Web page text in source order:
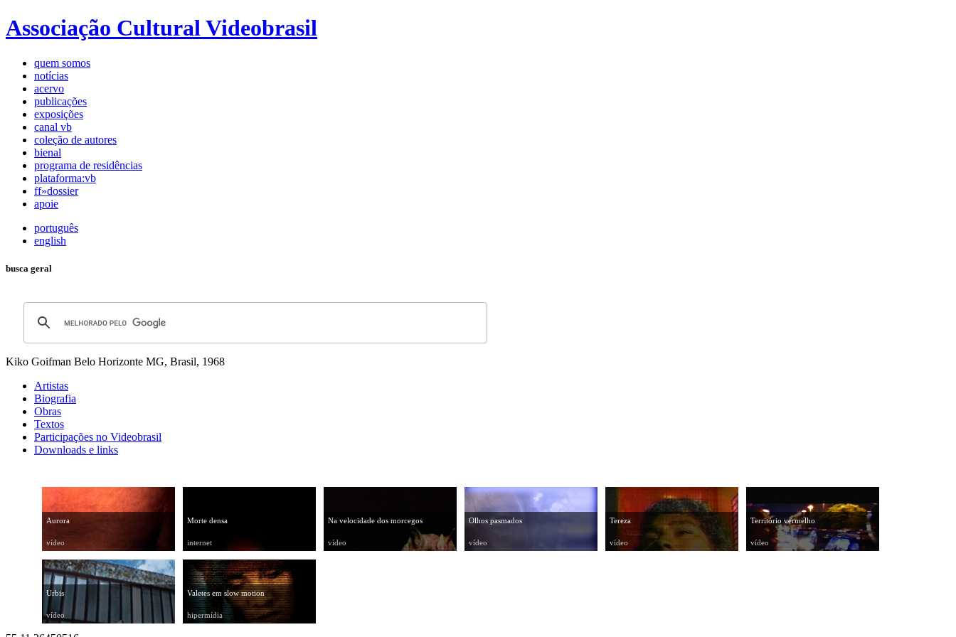
Associação Cultural Videobrasil
quem somos
notícias
acervo
publicações
exposições
canal vb
coleção de autores
bienal
programa de residências
plataforma:vb
ff»dossier
apoie
português
english
busca geral
Kiko Goifman Belo Horizonte MG, Brasil, 1968
Artistas
Biografia
Obras
Textos
Participações no Videobrasil
Downloads e links
Aurora
vídeo
Morte densa
internet
Na velocidade dos morcegos
vídeo
Olhos pasmados
vídeo
Tereza
vídeo
Território vermelho
vídeo
Urbis
vídeo
Valetes em slow motion
hipermídia